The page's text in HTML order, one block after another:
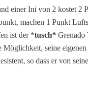
einer Ini von 2 kostet 2
machen 1 Punkt
ist der *tusch* Grenado
seine
so dass er von